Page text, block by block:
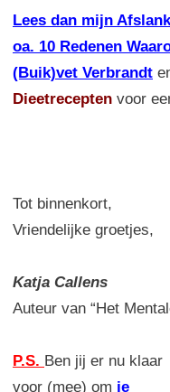
Lees dan mijn
oa. 10 Redenen
(Buik)vet Verbrandt
Dieetrecepten voor
Tot binnenkort,
Vriendelijke groetjes,
Katja Callens
Auteur van “Het
P.S. Ben jij er nu klaar
voor (mee) om je